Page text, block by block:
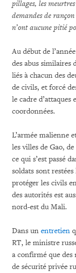
pillages, les
demandes de
n’ont aucune pitié
Au début de
des abus similaires
liés à chacun des
de civils, et forcé
le cadre d’attaques
coordonnées.
L’armée malienne
les villes de Gao,
ce qui s’est passé
soldats sont
protéger les civils
des autorités est
nord-est du Mali.
Dans un entretien
RT, le ministre
a confirmé que des
de sécurité privée